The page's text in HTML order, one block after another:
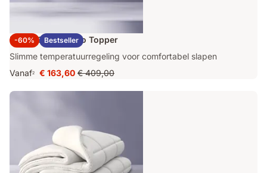
-60% Bestseller
Emma Original Pro Topper
Slimme temperatuurregeling voor comfortabel slapen
Vanaf2
Prijs
€ 163,60
€ 163,60 Oorspronkelijke
prijs
€ 409,00